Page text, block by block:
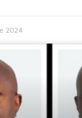
2024